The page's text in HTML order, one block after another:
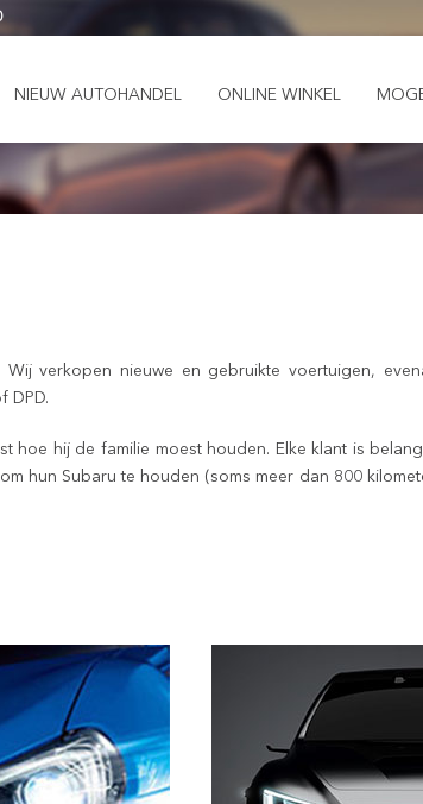
NIEUW AUTOHANDEL ONLINE WINKEL
verkopen nieuwe en gebruikte voertuigen,
DPD.
hij de familie moest houden. Elke klant is
hun Subaru te houden (soms meer dan 800